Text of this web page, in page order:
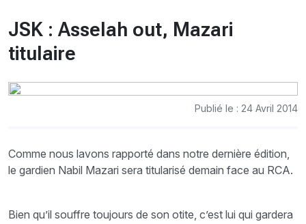
JSK : Asselah out, Mazari
titulaire
Publié le : 24 Avril 2014
Comme nous lavons rapporté dans notre dernière édition,
le gardien Nabil Mazari sera titularisé demain face au RCA.
Bien qu’il souffre toujours de son otite, c’est lui qui gardera